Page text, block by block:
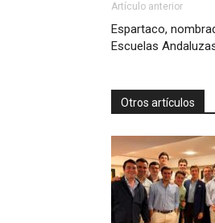
Artículo anterior
Espartaco,
Escuelas
Otros artículos